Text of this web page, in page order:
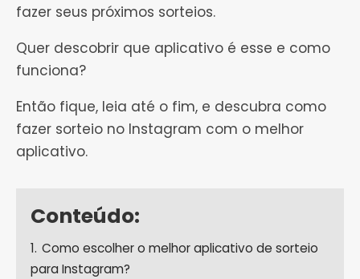
fazer seus próximos sorteios.
Quer descobrir que aplicativo é esse e como
funciona?
Então fique, leia até o fim, e descubra como
fazer sorteio no Instagram com o melhor
aplicativo.
Conteúdo:
1. Como escolher o melhor aplicativo de sorteio
para Instagram?